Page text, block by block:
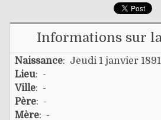
Informations sur
Naissance: Jeudi 1 janvier 1891
Lieu: -
Ville: -
Père: -
Mère: -